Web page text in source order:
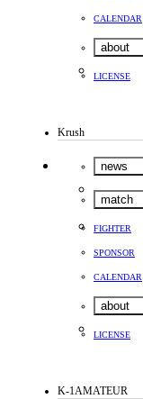
CALENDAR
about
LICENSE
Krush
news
match
FIGHTER
SPONSOR
CALENDAR
about
LICENSE
K-1AMATEUR